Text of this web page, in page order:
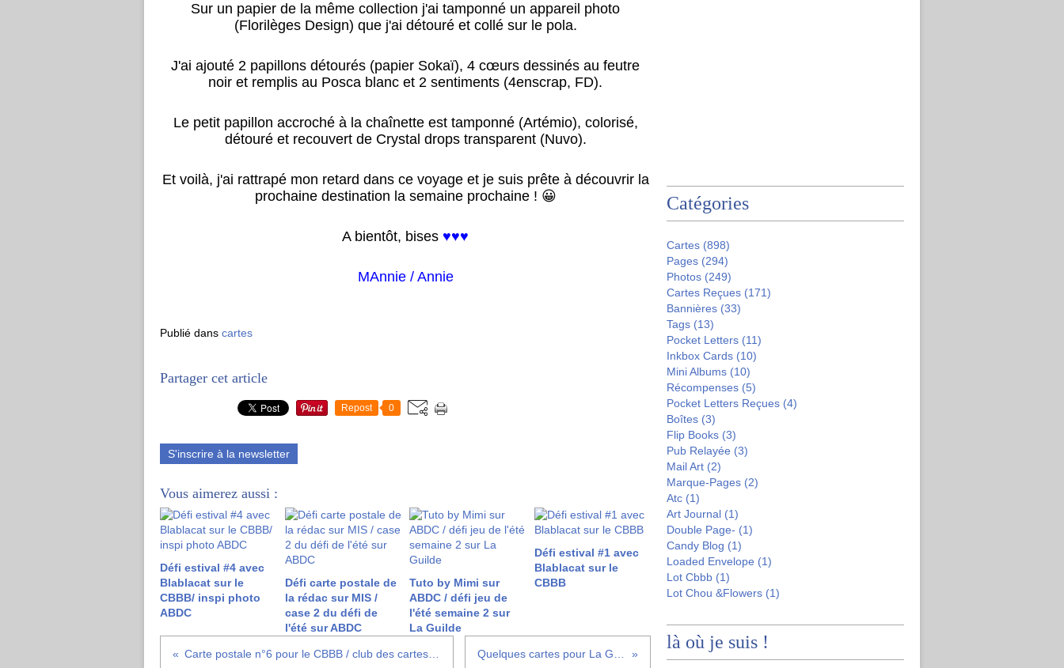
Sur un papier de la même collection j'ai tamponné un appareil photo
(Florilèges Design) que j'ai détouré et collé sur le pola.
J'ai ajouté 2 papillons détourés (papier Sokaï), 4 cœurs dessinés au feutre
noir et remplis au Posca blanc et 2 sentiments (4enscrap, FD).
Le petit papillon accroché à la chaînette est tamponné (Artémio), colorisé,
détouré et recouvert de Crystal drops transparent (Nuvo).
Et voilà, j'ai rattrapé mon retard dans ce voyage et je suis prête à découvrir la
prochaine destination la semaine prochaine ! 😀
A bientôt, bises ♥♥♥
MAnnie / Annie
Publié dans cartes
Partager cet article
Repost 0
S'inscrire à la newsletter
Vous aimerez aussi :
Défi estival #4 avec
Blablacat sur le
CBBB/ inspi photo
ABDC
Défi carte postale de
la rédac sur MIS /
case 2 du défi de
l'été sur ABDC
Tuto by Mimi sur
ABDC / défi jeu de
l'été semaine 2 sur
La Guilde
Défi estival #1 avec
Blablacat sur le
CBBB
Catégories
Cartes (898)
Pages (294)
Photos (249)
Cartes Reçues (171)
Bannières (33)
Tags (13)
Pocket Letters (11)
Inkbox Cards (10)
Mini Albums (10)
Récompenses (5)
Pocket Letters Reçues (4)
Boîtes (3)
Flip Books (3)
Pub Relayée (3)
Mail Art (2)
Marque-Pages (2)
Atc (1)
Art Journal (1)
Double Page- (1)
Candy Blog (1)
Loaded Envelope (1)
Lot Cbbb (1)
Lot Chou &flowers (1)
là où je suis !